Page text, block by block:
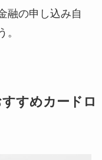
融の申し込み自
。
すめカードロ